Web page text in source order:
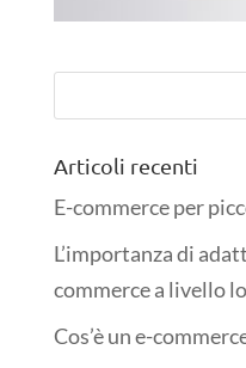
Articoli recenti
E-commerce per
L’importanza di
commerce a livello
Cos’è un e-